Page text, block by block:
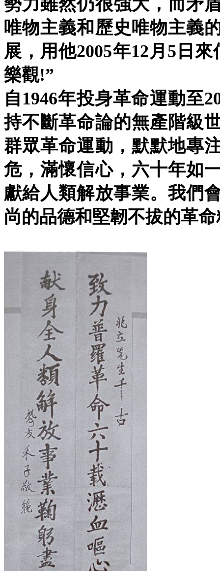
勢力雖然仍很強大，而矛
唯物主義和歷史唯物主義
展，用他2005年12月5日
樂觀!”
自1946年投身革命運動至
持不斷革命論的無產階級
群眾革命運動，默默地專
危，滿懷信心，六十年如
獻給人類解放事業。我們
尚的品德和堅韌不拔的革